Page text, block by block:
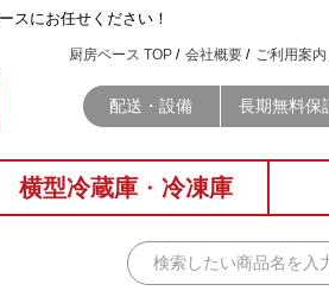
スにお任せください！
厨房ベース TOP 会社概要 ご利用案内
配送・設備 長期無料保
横型冷蔵庫 ・ 冷凍庫